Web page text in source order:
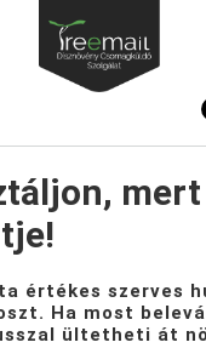
értékes szerves
Ha most
ültetheti át